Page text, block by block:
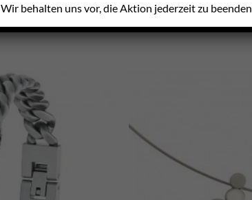
Wir behalten uns vor, die Aktion jederzeit zu beenden.